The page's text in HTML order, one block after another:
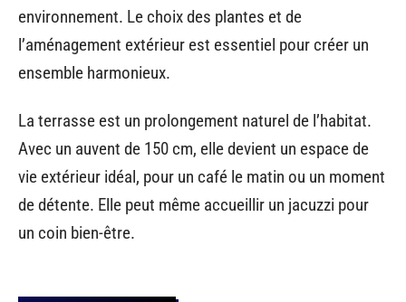
environnement. Le choix des plantes et de
l’aménagement extérieur est essentiel pour créer un
ensemble harmonieux.
La terrasse est un prolongement naturel de l’habitat.
Avec un auvent de 150 cm, elle devient un espace de
vie extérieur idéal, pour un café le matin ou un moment
de détente. Elle peut même accueillir un jacuzzi pour
un coin bien-être.